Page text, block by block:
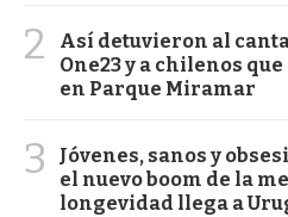
2
Así detuvieron al
One23 y a chilenos
en Parque Miramar
3
Jóvenes, sanos y
el nuevo boom de la
longevidad llega a